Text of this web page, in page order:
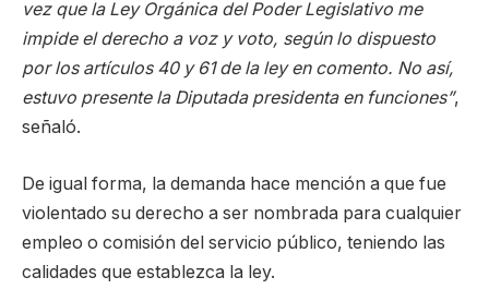
vez que la Ley Orgánica del Poder Legislativo me
impide el derecho a voz y voto, según lo dispuesto
por los artículos 40 y 61 de la ley en comento. No así,
estuvo presente la Diputada presidenta en funciones”,
señaló.
De igual forma, la demanda hace mención a que fue
violentado su derecho a ser nombrada para cualquier
empleo o comisión del servicio público, teniendo las
calidades que establezca la ley.